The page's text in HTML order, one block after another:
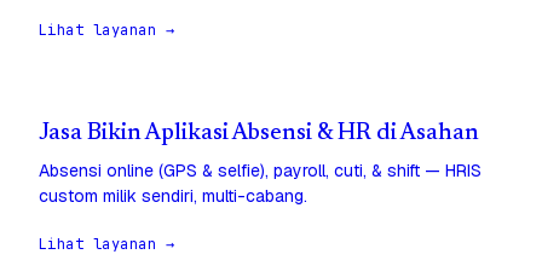
Lihat layanan →
Jasa Bikin Aplikasi Absensi & HR di Asahan
Absensi online (GPS & selfie), payroll, cuti, & shift — HRIS
custom milik sendiri, multi-cabang.
Lihat layanan →